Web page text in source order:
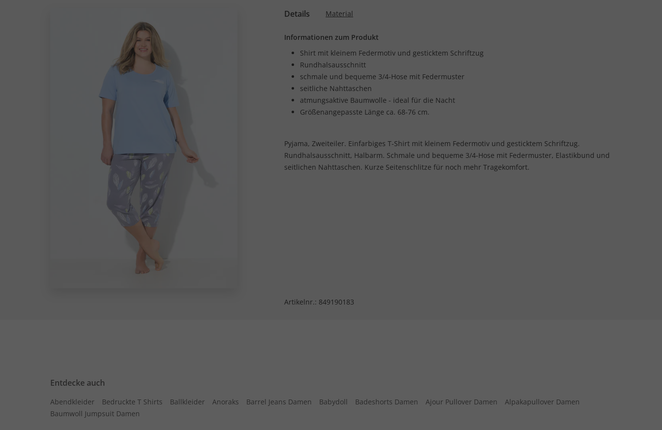
Details Material
Informationen zum Produkt
Shirt mit kleinem Federmotiv und gesticktem Schriftzug
Rundhalsausschnitt
schmale und bequeme 3/4-Hose mit Federmuster
seitliche Nahttaschen
atmungsaktive Baumwolle - ideal für die Nacht
Größenangepasste Länge ca. 68-76 cm.
Pyjama, Zweiteiler. Einfarbiges T-Shirt mit kleinem Federmotiv und gesticktem Schriftzug.
Rundhalsausschnitt, Halbarm. Schmale und bequeme 3/4-Hose mit Federmuster, Elastikbund und
seitlichen Nahttaschen. Kurze Seitenschlitze für noch mehr Tragekomfort.
Artikelnr.: 849190183
Entdecke auch
Abendkleider Bedruckte T Shirts Ballkleider Anoraks Barrel Jeans Damen Babydoll Badeshorts Damen Ajour Pullover Damen
Alpakapullover Damen
Baumwoll Jumpsuit Damen